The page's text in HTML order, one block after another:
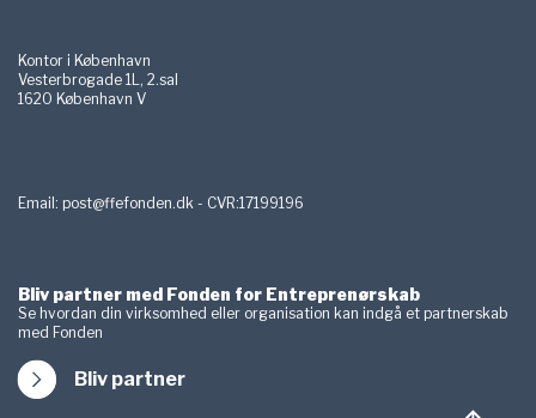
Kontor i København
Vesterbrogade 1L, 2.sal
1620 København V
Email: post@ffefonden.dk - CVR:17199196
Bliv partner med Fonden for Entreprenørskab
Se hvordan din virksomhed eller organisation kan indgå et partnerskab
med Fonden
Bliv partner